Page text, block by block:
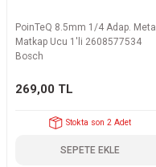
PoinTeQ 8.5mm 1/4 Adap. Metal
Matkap Ucu 1'li 2608577534
Bosch
269,00 TL
Stokta son 2 Adet
SEPETE EKLE